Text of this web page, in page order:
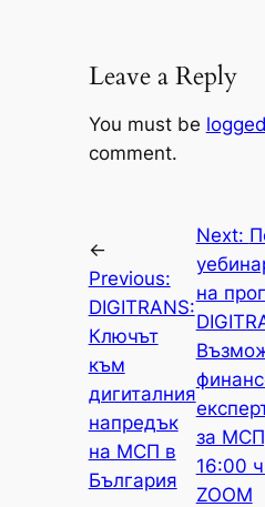
Leave a Reply
You must be
comment.
←
Previous:
DIGITRANS:
Ключът
към
дигиталния
напредък
на МСП в
България
Next:
на
за
16:00
ZOOM